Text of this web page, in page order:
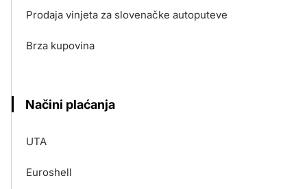
Prodaja vinjeta za slovenačke autoputeve
Brza kupovina
Načini plaćanja
UTA
Euroshell